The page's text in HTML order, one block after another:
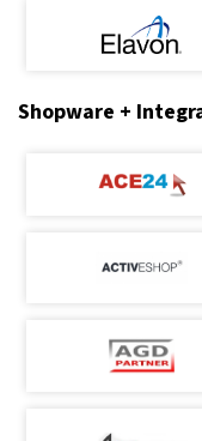
Shopware +